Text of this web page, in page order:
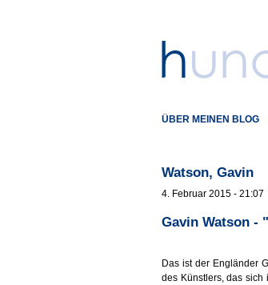
ÜBER MEINEN BLOG
Watson, Gavin
4. Februar 2015 - 21:07
Gavin Watson -
Das ist der Engländer
des Künstlers, das